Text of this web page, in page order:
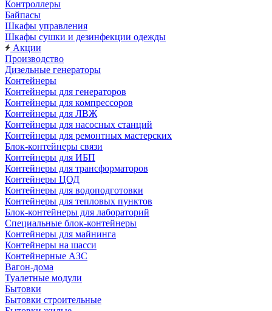
Контроллеры
Байпасы
Шкафы управления
Шкафы сушки и дезинфекции одежды
Акции
Производство
Дизельные генераторы
Контейнеры
Контейнеры для генераторов
Контейнеры для компрессоров
Контейнеры для ЛВЖ
Контейнеры для насосных станций
Контейнеры для ремонтных мастерских
Блок-контейнеры связи
Контейнеры для ИБП
Контейнеры для трансформаторов
Контейнеры ЦОД
Контейнеры для водоподготовки
Контейнеры для тепловых пунктов
Блок-контейнеры для лабораторий
Специальные блок-контейнеры
Контейнеры для майнинга
Контейнеры на шасси
Контейнерные АЗС
Вагон-дома
Туалетные модули
Бытовки
Бытовки строительные